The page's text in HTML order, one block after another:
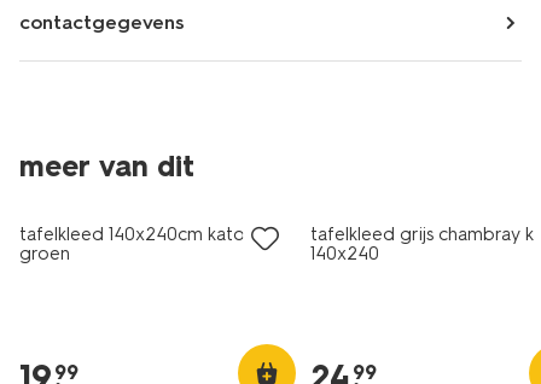
contactgegevens
meer van dit
tafelkleed 140x240cm katoen
groen
99
tafelkleed grijs chambray
140x240
99